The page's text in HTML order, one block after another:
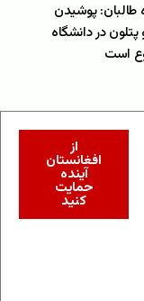
طالبان: پوشیدن
در دانشگاه
است
از
افغانستان
آینده
حمایت
کنید